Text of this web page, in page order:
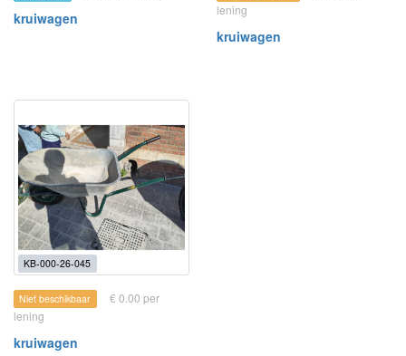
kruiwagen
lening
kruiwagen
KB-000-26-045
Niet beschikbaar
€ 0.00 per
lening
kruiwagen